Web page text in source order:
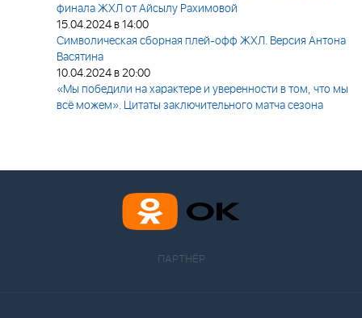
финала ЖХЛ от Айсылу Рахимовой
15.04.2024 в 14:00
Символическая сборная плей-офф ЖХЛ. Версия Антона
Васятина
10.04.2024 в 20:00
«Мы победили на характере и уверенности в том, что мы
всё можем». Цитаты заключительного матча сезона
ПАРТНЁР